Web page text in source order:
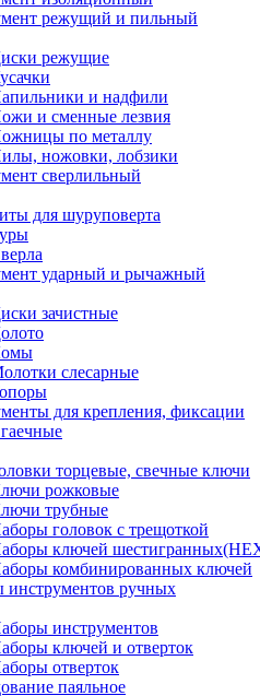
режущий и пильный
режущие
и надфили
и сменные лезвия
по металлу
ножовки, лобзики
сверлильный
для шуруповерта
ударный и рычажный
зачистные
слесарные
для крепления, фиксации
торцевые, свечные ключи
рожковые
трубные
головок c трещоткой
ключей
комбинированных ключей
инструментов ручных
инструментов
ключей и отверток
отверток
паяльное